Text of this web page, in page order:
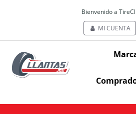
Bienvenido a
MI CUENTA